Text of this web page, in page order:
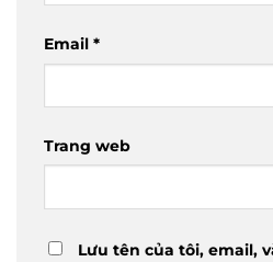
Email *
Trang web
Lưu tên của tôi, email,